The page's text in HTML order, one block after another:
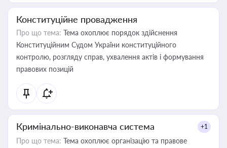
Конституційне провадження
Про що тема: Тема охоплює порядок здійснення
Конституційним Судом України конституційного
контролю, розгляду справ, ухвалення актів і формування
правових позицій
Кримінально-виконавча система +1
Про що тема: Тема охоплює організацію та правове